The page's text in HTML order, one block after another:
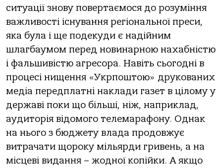
ситуації знову повертаємося до розуміння
важливості існування регіональної преси,
яка була і ще подекуди є надійним
шлагбаумом перед новинарною нахабністю
і фальшивістю агресора. Навіть сьогодні в
процесі нищення «Укрпоштою» друкованих
медіа передплатні наклади газет в цілому у
державі поки що більші, ніж, наприклад,
аудиторія відомого телемарафону. Однак
на нього з бюджету влада продовжує
витрачати щороку мільярди гривень, а на
місцеві видання – жодної копійки. А якщо